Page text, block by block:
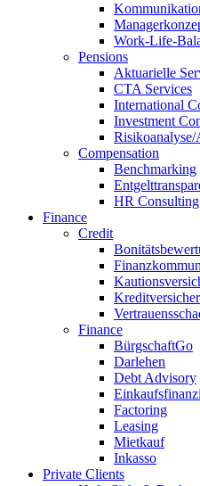
Work-Life-
Pensions
Aktuarielle
CTA Services
International
Investment
Compensation
Benchmarking
HR Consulting
Finance
Credit
Finance
BürgschaftGo
Darlehen
Debt Advisory
Factoring
Leasing
Mietkauf
Inkasso
Private Clients